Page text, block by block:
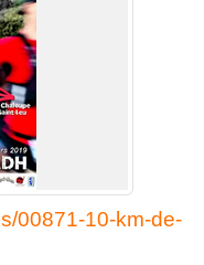
00871-10-km-de-